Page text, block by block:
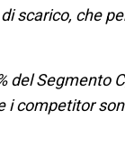
scarico, che
del Segmento
i competitor